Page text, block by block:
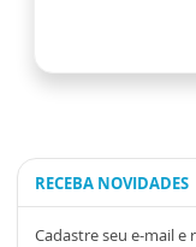
RECEBA NOVIDADES
Cadastre seu e-mail